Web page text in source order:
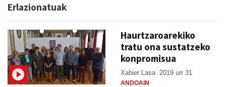
Erlazionatuak
Haurtzaroarekiko
tratu ona sustatzeko
konpromisua
Xabier Lasa 2019 urr 31
ANDOAIN